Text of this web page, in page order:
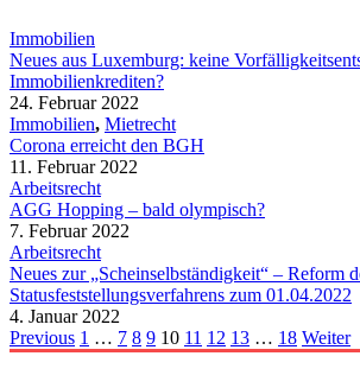
Immobilien
Neues aus Luxemburg: keine
Immobilienkrediten?
24. Februar 2022
Immobilien, Mietrecht
Corona erreicht den BGH
11. Februar 2022
Arbeitsrecht
AGG Hopping – bald olympisch?
7. Februar 2022
Arbeitsrecht
Neues zur „Scheinselbständigkeit“ – Reform
Statusfeststellungsverfahrens zum 01.04.2022
4. Januar 2022
Previous 1 … 7 8 9 10 11 12 13 … 18 Weiter